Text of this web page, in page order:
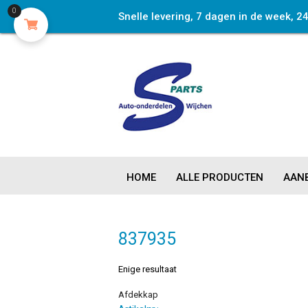
Snelle levering, 7 dagen in de week,
HOME ALLE PRODUCTEN
837935
Enige resultaat
Afdekkap
0